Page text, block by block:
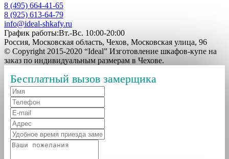
8 (495) 664-41-65
8 (925) 613-64-79
info@ideal-shkafy.ru
График работы:Вт.-Вс. 10:00-20:00
Россия, Московская область, Чехов, Московская улица, 96
© Copyright 2015-2020 “Ideal” Изготовление шкафов-купе на
заказ по индивидуальным размерам в Чехове.
Бесплатный вызов замерщика